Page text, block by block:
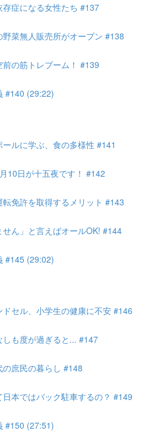
症になる女性たち #137
菜無人販売所がオープン #138
の筋トレブーム！ #139
#140 (29:22)
ルに学ぶ、食の多様性 #141
10日が十五夜です！ #142
免許を取得するメリット #143
ん」と言えばオールOK! #144
#145 (29:02)
ドセル、小学生の健康に不安 #146
も度が過ぎると... #147
庶民の暮らし #148
本ではバック駐車するの？ #149
#150 (27:51)